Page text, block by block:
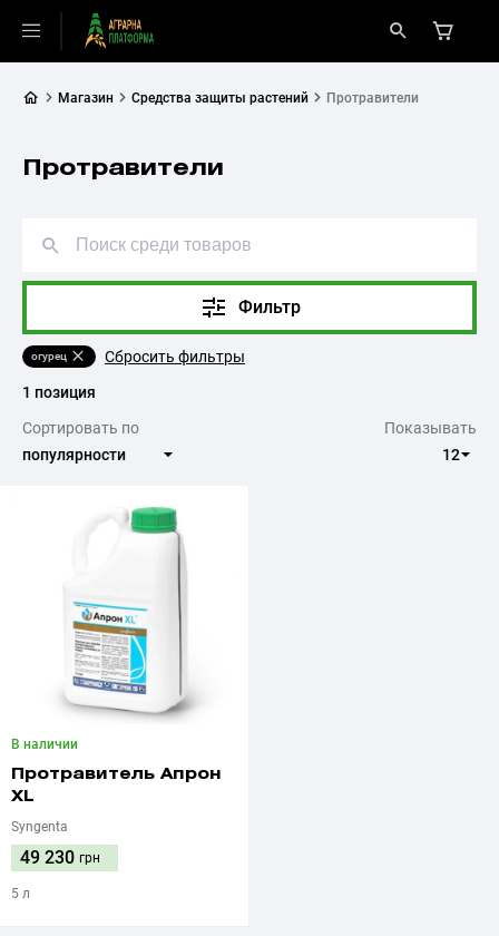
Магазин Средства защиты растений Протравители
Протравители
огурец Сбросить фильтры
Фильтр
1 позиция
Сортировать по
Показывать
В наличии
Протравитель Апрон
XL
Syngenta
49 230 грн
5 л